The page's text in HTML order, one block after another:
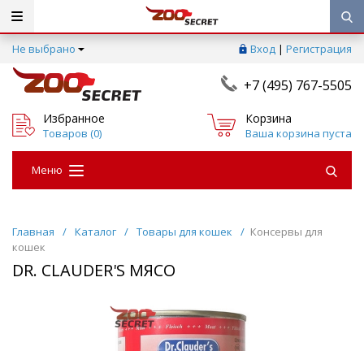
Не выбрано Вход | Регистрация
+7 (495) 767-5505
Избранное
Товаров (0)
Корзина
Ваша корзина пуста
Меню
Главная / Каталог / Товары для кошек / Консервы для
кошек
DR. CLAUDER'S МЯСО